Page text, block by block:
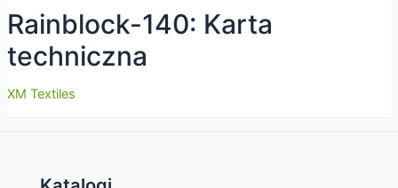
Rainblock-140: Karta
techniczna
XM Textiles